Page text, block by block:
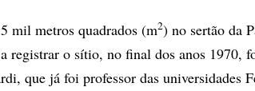
mil metros quadrados (m2) no sertão da
registrar o sítio, no final dos anos 1970,
que já foi professor das universidades